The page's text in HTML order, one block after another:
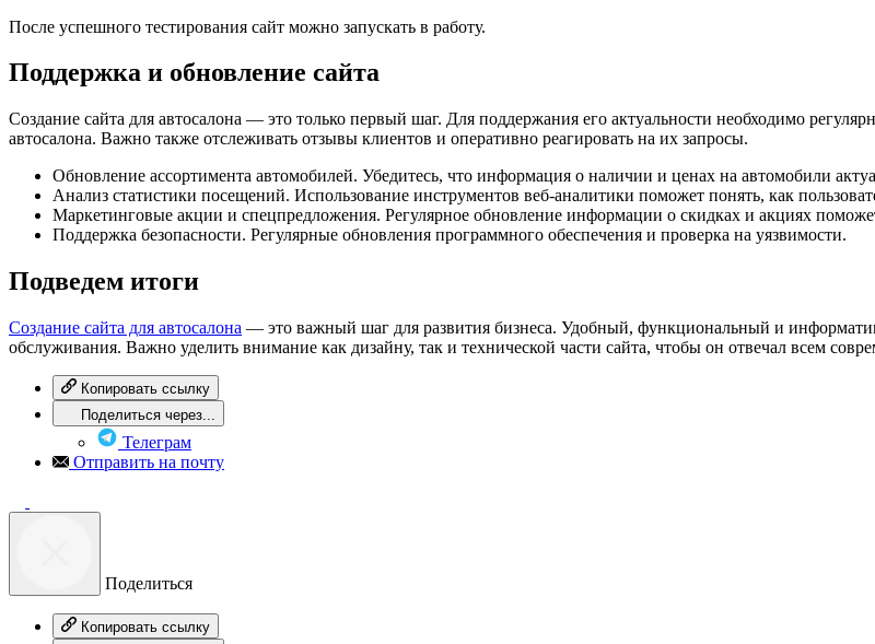
После успешного тестирования сайт можно запускать в работу.
Поддержка и обновление сайта
Создание сайта для автосалона — это только первый шаг. Для поддержания его актуальности необходимо
автосалона. Важно также отслеживать отзывы клиентов и оперативно реагировать на их запросы.
Обновление ассортимента автомобилей. Убедитесь, что информация о наличии и ценах на автомобили
Анализ статистики посещений. Использование инструментов веб-аналитики поможет понять, как
Маркетинговые акции и спецпредложения. Регулярное обновление информации о скидках и акциях
Поддержка безопасности. Регулярные обновления программного обеспечения и проверка на уязвимости.
Подведем итоги
Создание сайта для автосалона — это важный шаг для развития бизнеса. Удобный, функциональный и
обслуживания. Важно уделить внимание как дизайну, так и технической части сайта, чтобы он отвечал всем
Копировать ссылку
Поделиться через...
Телеграм
Отправить на почту
Поделиться
Копировать ссылку